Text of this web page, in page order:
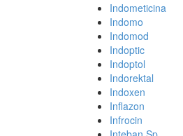
Indometicina
Indomo
Indomod
Indoptic
Indoptol
Indorektal
Indoxen
Inflazon
Infrocin